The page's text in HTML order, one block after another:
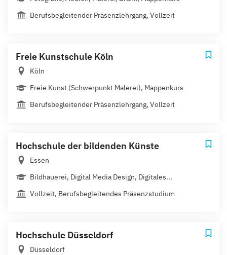
Berufsbegleitender Präsenzlehrgang, Vollzeit
Freie Kunstschule Köln
Köln
Freie Kunst (Schwerpunkt Malerei), Mappenkurs
Berufsbegleitender Präsenzlehrgang, Vollzeit
Hochschule der bildenden Künste
Essen
Bildhauerei, Digital Media Design, Digitales...
Vollzeit, Berufsbegleitendes Präsenzstudium
Hochschule Düsseldorf
Düsseldorf